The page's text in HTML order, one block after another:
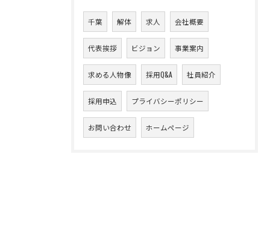
千葉 解体 求人 会社概要
代表挨拶 ビジョン 事業案内
求める人物像 採用Q&A 社員紹介
採用申込 プライバシーポリシー
お問い合わせ ホームページ